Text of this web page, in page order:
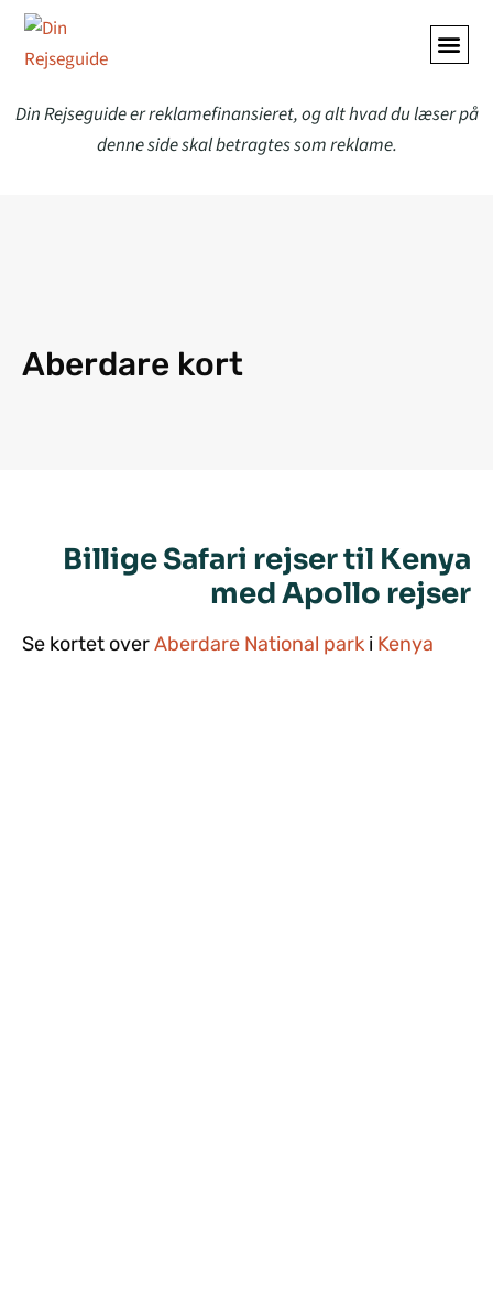
Din Rejseguide er reklamefinansieret, og alt hvad du læser på
denne side skal betragtes som reklame.
Aberdare kort
Billige Safari rejser til Kenya
med Apollo rejser
Se kortet overAberdare National park i Kenya